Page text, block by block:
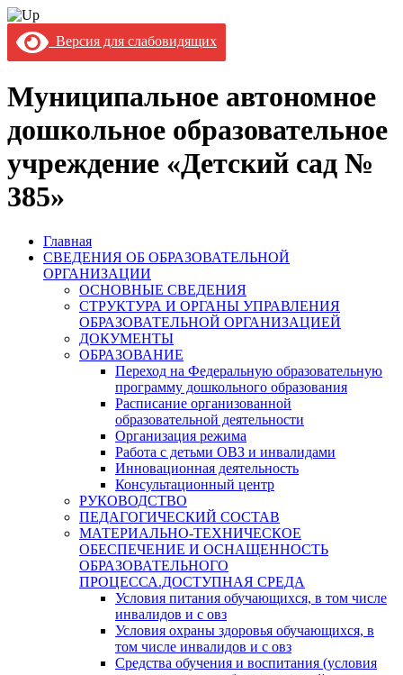
Версия для слабовидящих
Муниципальное автономное
дошкольное образовательное
учреждение «Детский сад №
385»
Главная
СВЕДЕНИЯ ОБ ОБРАЗОВАТЕЛЬНОЙ
ОРГАНИЗАЦИИ
ОСНОВНЫЕ СВЕДЕНИЯ
СТРУКТУРА И ОРГАНЫ УПРАВЛЕНИЯ
ОБРАЗОВАТЕЛЬНОЙ ОРГАНИЗАЦИЕЙ
ДОКУМЕНТЫ
ОБРАЗОВАНИЕ
Переход на Федеральную образовательную
программу дошкольного образования
Расписание организованной
образовательной деятельности
Организация режима
Работа с детьми ОВЗ и инвалидами
Инновационная деятельность
Консультационный центр
РУКОВОДСТВО
ПЕДАГОГИЧЕСКИЙ СОСТАВ
МАТЕРИАЛЬНО-ТЕХНИЧЕСКОЕ
ОБЕСПЕЧЕНИЕ И ОСНАЩЕННОСТЬ
ОБРАЗОВАТЕЛЬНОГО
ПРОЦЕССА.ДОСТУПНАЯ СРЕДА
Условия питания обучающихся, в том числе
инвалидов и с овз
Условия охраны здоровья обучающихся, в
том числе инвалидов и с овз
Средства обучения и воспитания (условия